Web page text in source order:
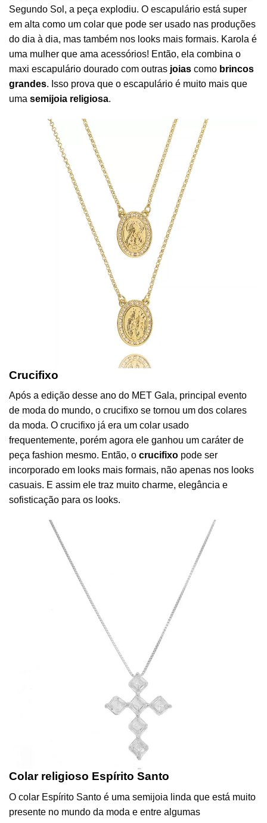
Segundo Sol, a peça explodiu. O escapulário está super
em alta como um colar que pode ser usado nas produções
do dia à dia, mas também nos looks mais formais. Karola é
uma mulher que ama acessórios! Então, ela combina o
maxi escapulário dourado com outras joias como brincos
grandes. Isso prova que o escapulário é muito mais que
uma semijoia religiosa.
Crucifixo
Após a edição desse ano do MET Gala, principal evento
de moda do mundo, o crucifixo se tornou um dos colares
da moda. O crucifixo já era um colar usado
frequentemente, porém agora ele ganhou um caráter de
peça fashion mesmo. Então, o crucifixo pode ser
incorporado em looks mais formais, não apenas nos looks
casuais. E assim ele traz muito charme, elegância e
sofisticação para os looks.
Colar religioso Espírito Santo
O colar Espírito Santo é uma semijoia linda que está muito
presente no mundo da moda e entre algumas